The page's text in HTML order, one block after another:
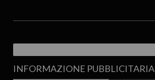
INFORMAZIONE PUBBLICITARIA